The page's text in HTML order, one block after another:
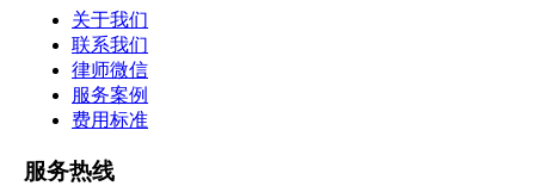
关于我们
联系我们
律师微信
服务案例
费用标准
服务热线